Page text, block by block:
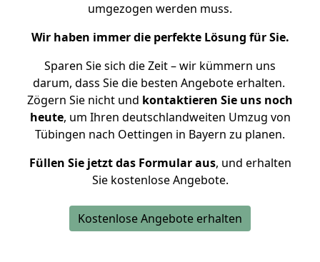
umgezogen werden muss.
Wir haben immer die perfekte Lösung für Sie.
Sparen Sie sich die Zeit – wir kümmern uns
darum, dass Sie die besten Angebote erhalten.
Zögern Sie nicht und kontaktieren Sie uns noch
heute, um Ihren deutschlandweiten Umzug von
Tübingen nach Oettingen in Bayern zu planen.
Füllen Sie jetzt das Formular aus, und erhalten
Sie kostenlose Angebote.
Kostenlose Angebote erhalten